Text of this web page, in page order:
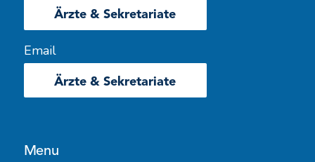
Menu
Ärzte & Sekretariate
Email
Ärzte & Sekretariate